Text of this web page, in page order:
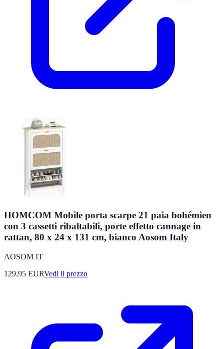
HOMCOM Mobile porta scarpe 21 paia bohémien
con 3 cassetti ribaltabili, porte effetto cannage in
rattan, 80 x 24 x 131 cm, bianco Aosom Italy
AOSOM IT
129.95 EURVedi il prezzo